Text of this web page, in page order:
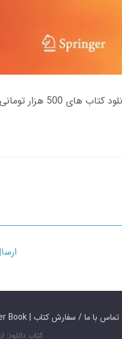
Contact Us / Order Book | تماس با ما / سفارش کتاب
کتاب دانلود: از 1391 تا کنون - تمامی حقوق محفوظ است